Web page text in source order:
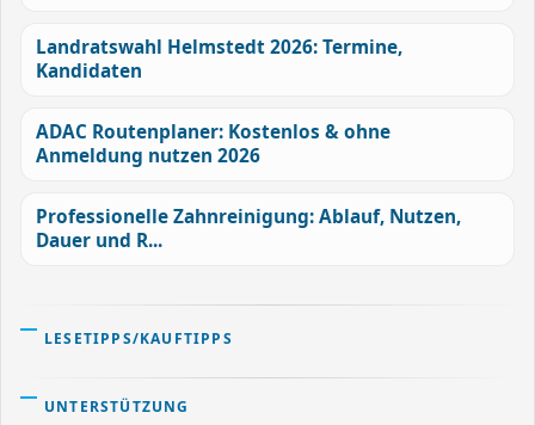
Landratswahl Helmstedt 2026: Termine,
Kandidaten
ADAC Routenplaner: Kostenlos & ohne
Anmeldung nutzen 2026
Professionelle Zahnreinigung: Ablauf, Nutzen,
Dauer und R...
LESETIPPS/KAUFTIPPS
UNTERSTÜTZUNG